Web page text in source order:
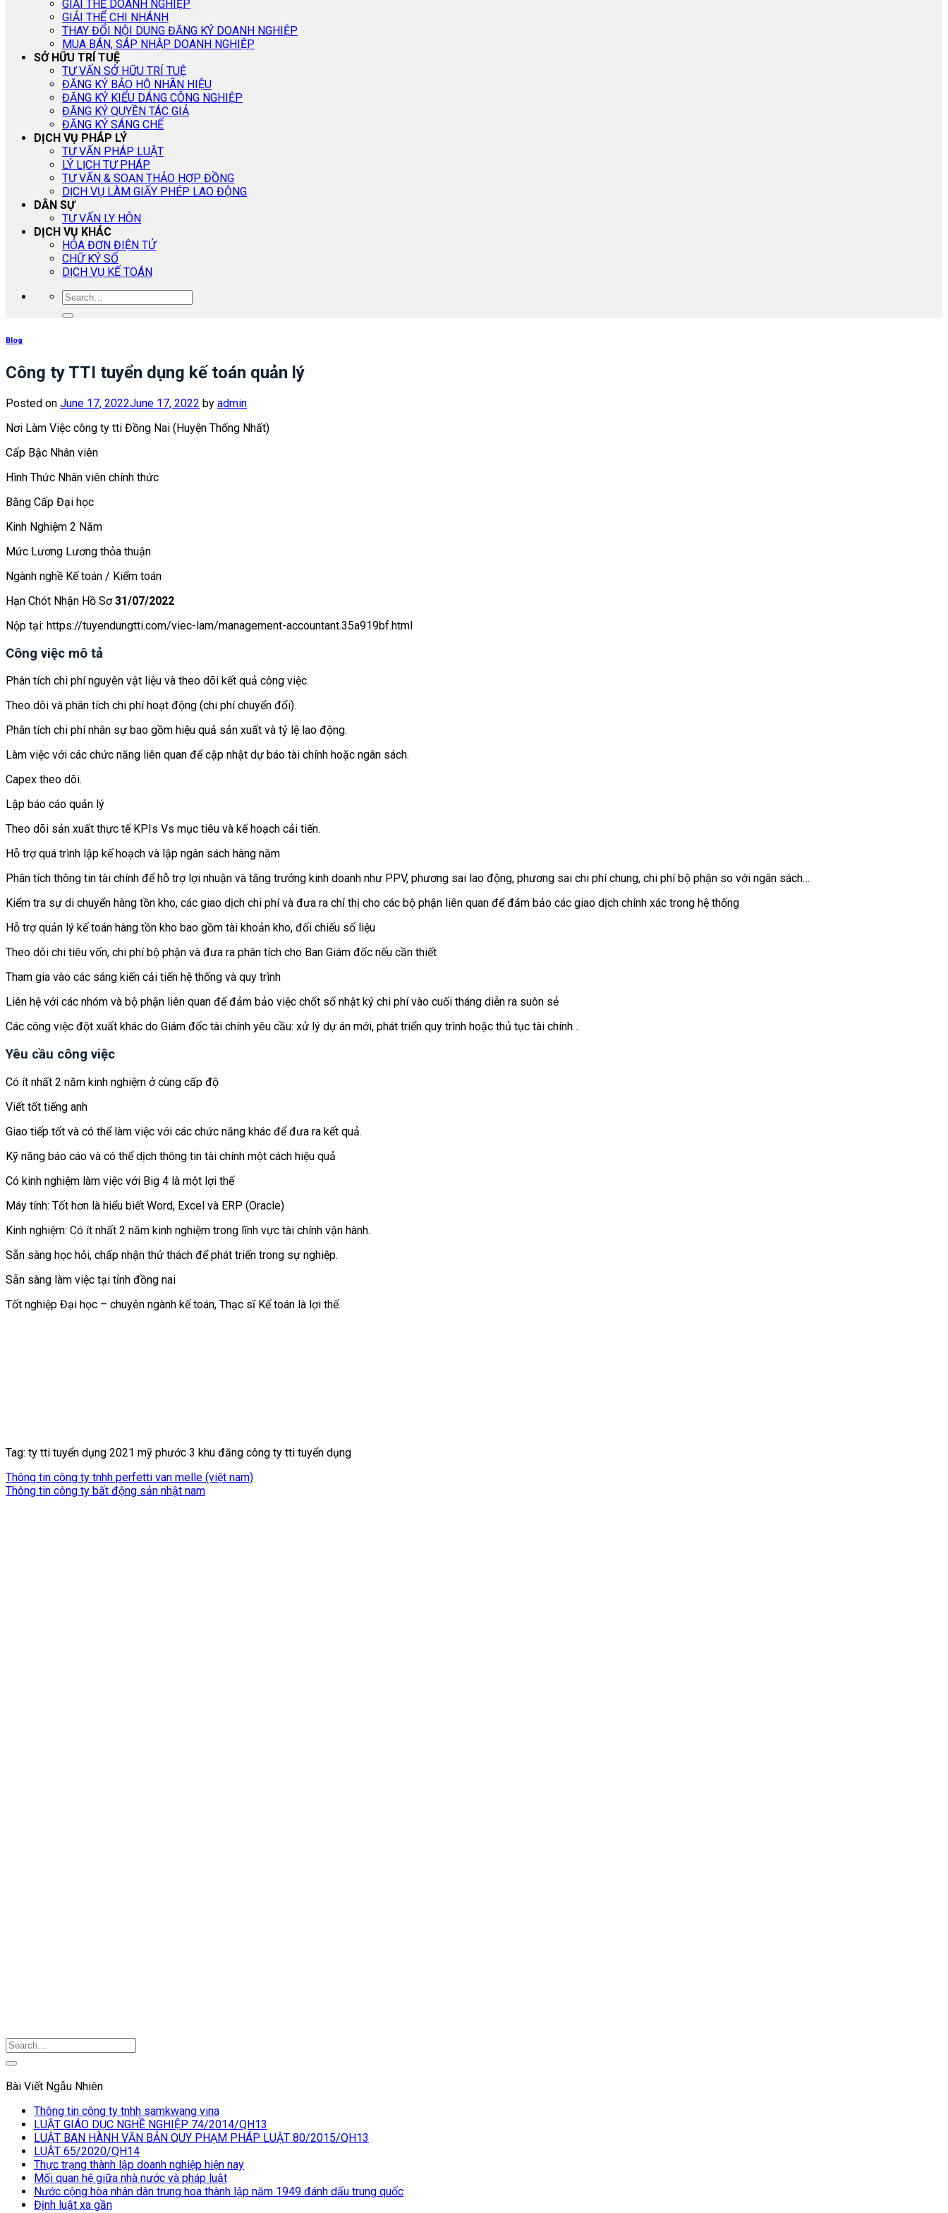
GIẢI THỂ DOANH NGHIỆP
GIẢI THỂ CHI NHÁNH
THAY ĐỔI NỘI DUNG ĐĂNG KÝ DOANH NGHIỆP
MUA BÁN, SÁP NHẬP DOANH NGHIỆP
SỞ HỮU TRÍ TUỆ
TƯ VẤN SỞ HỮU TRÍ TUỆ
ĐĂNG KÝ BẢO HỘ NHÃN HIỆU
ĐĂNG KÝ KIỂU DÁNG CÔNG NGHIỆP
ĐĂNG KÝ QUYỀN TÁC GIẢ
ĐĂNG KÝ SÁNG CHẾ
DỊCH VỤ PHÁP LÝ
TƯ VẤN PHÁP LUẬT
LÝ LỊCH TƯ PHÁP
TƯ VẤN & SOẠN THẢO HỢP ĐỒNG
DỊCH VỤ LÀM GIẤY PHÉP LAO ĐỘNG
DÂN SỰ
TƯ VẤN LY HÔN
DỊCH VỤ KHÁC
HÓA ĐƠN ĐIỆN TỬ
CHỮ KÝ SỐ
DỊCH VỤ KẾ TOÁN
Blog
Công ty TTI tuyển dụng kế toán quản lý
Posted on June 17, 2022June 17, 2022 by admin
Nơi Làm Việc công ty tti Đồng Nai (Huyện Thống Nhất)
Cấp Bậc Nhân viên
Hình Thức Nhân viên chính thức
Bằng Cấp Đại học
Kinh Nghiệm 2 Năm
Mức Lương Lương thỏa thuận
Ngành nghề Kế toán / Kiểm toán
Hạn Chót Nhận Hồ Sơ31/07/2022
Nộp tại: https://tuyendungtti.com/viec-lam/management-accountant.35a919bf.html
Công việc mô tả
Phân tích chi phí nguyên vật liệu và theo dõi kết quả công việc.
Theo dõi và phân tích chi phí hoạt động (chi phí chuyển đổi).
Phân tích chi phí nhân sự bao gồm hiệu quả sản xuất và tỷ lệ lao động.
Làm việc với các chức năng liên quan để cập nhật dự báo tài chính hoặc ngân sách.
Capex theo dõi.
Lập báo cáo quản lý
Theo dõi sản xuất thực tế KPIs Vs mục tiêu và kế hoạch cải tiến.
Hỗ trợ quá trình lập kế hoạch và lập ngân sách hàng năm
Phân tích thông tin tài chính để hỗ trợ lợi nhuận và tăng trưởng kinh doanh như PPV, phương sai lao động, phương sai chi phí chung, chi phí bộ phận so với ngân sách…
Kiểm tra sự di chuyển hàng tồn kho, các giao dịch chi phí và đưa ra chỉ thị cho các bộ phận liên quan để đảm bảo các giao dịch chính xác trong hệ thống
Hỗ trợ quản lý kế toán hàng tồn kho bao gồm tài khoản kho, đối chiếu số liệu
Theo dõi chi tiêu vốn, chi phí bộ phận và đưa ra phân tích cho Ban Giám đốc nếu cần thiết
Tham gia vào các sáng kiến ​​cải tiến hệ thống và quy trình
Liên hệ với các nhóm và bộ phận liên quan để đảm bảo việc chốt sổ nhật ký chi phí vào cuối tháng diễn ra suôn sẻ
Các công việc đột xuất khác do Giám đốc tài chính yêu cầu: xử lý dự án mới, phát triển quy trình hoặc thủ tục tài chính…
Yêu cầu công việc
Có ít nhất 2 năm kinh nghiệm ở cùng cấp độ
Viết tốt tiếng anh
Giao tiếp tốt và có thể làm việc với các chức năng khác để đưa ra kết quả.
Kỹ năng báo cáo và có thể dịch thông tin tài chính một cách hiệu quả
Có kinh nghiệm làm việc với Big 4 là một lợi thế
Máy tính: Tốt hơn là hiểu biết Word, Excel và ERP (Oracle)
Kinh nghiệm: Có ít nhất 2 năm kinh nghiệm trong lĩnh vực tài chính vận hành.
Sẵn sàng học hỏi, chấp nhận thử thách để phát triển trong sự nghiệp.
Sẵn sàng làm việc tại tỉnh đồng nai
Tốt nghiệp Đại học – chuyên ngành kế toán, Thạc sĩ Kế toán là lợi thế.
Tag: ty tti tuyển dụng 2021 mỹ phước 3 khu đăng công ty tti tuyển dụng
Thông tin công ty tnhh perfetti van melle (việt nam)
Thông tin công ty bất động sản nhật nam
Bài Viết Ngẫu Nhiên
Thông tin công ty tnhh samkwang vina
LUẬT GIÁO DỤC NGHỀ NGHIỆP 74/2014/QH13
LUẬT BAN HÀNH VĂN BẢN QUY PHẠM PHÁP LUẬT 80/2015/QH13
LUẬT 65/2020/QH14
Thực trạng thành lập doanh nghiệp hiện nay
Mối quan hệ giữa nhà nước và pháp luật
Nước cộng hòa nhân dân trung hoa thành lập năm 1949 đánh dấu trung quốc
Định luật xa gần